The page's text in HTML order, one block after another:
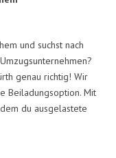
und suchst nach
genau richtig! Wir
Beiladungsoption. Mit
du ausgelastete